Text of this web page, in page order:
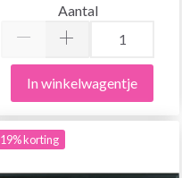
Aantal
In winkelwagentje
19% korting